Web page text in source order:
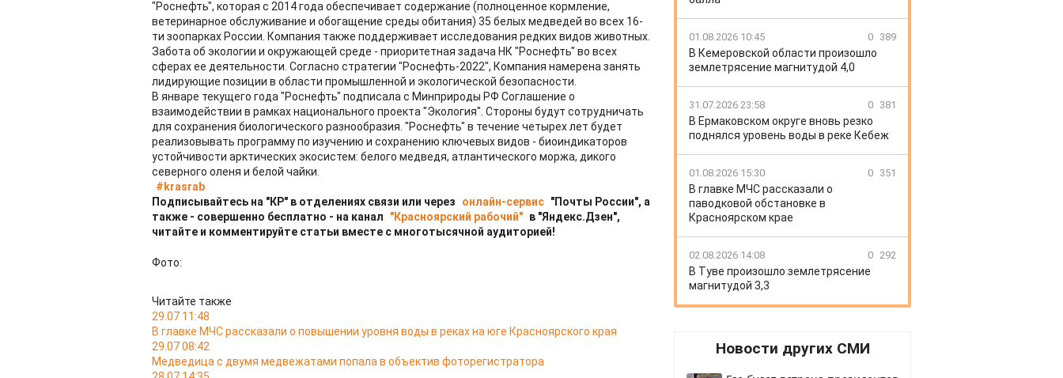
"Роснефть", которая с 2014 года обеспечивает содержание (полноценное кормление,
ветеринарное обслуживание и обогащение среды обитания) 35 белых медведей во всех 16-
ти зоопарках России. Компания также поддерживает исследования редких видов животных.
Забота об экологии и окружающей среде - приоритетная задача НК "Роснефть" во всех
сферах ее деятельности. Согласно стратегии "Роснефть-2022", Компания намерена занять
лидирующие позиции в области промышленной и экологической безопасности.
В январе текущего года "Роснефть" подписала с Минприроды РФ Соглашение о
взаимодействии в рамках национального проекта "Экология". Стороны будут сотрудничать
для сохранения биологического разнообразия. "Роснефть" в течение четырех лет будет
реализовывать программу по изучению и сохранению ключевых видов - биоиндикаторов
устойчивости арктических экосистем: белого медведя, атлантического моржа, дикого
северного оленя и белой чайки.
#krasrab
Подписывайтесь на "КР" в отделениях связи или через
онлайн-сервис "Почты России", а
также - совершенно бесплатно - на канал
"Красноярский рабочий" в "Яндекс.Дзен",
читайте и комментируйте статьи вместе с многотысячной аудиторией!
Фото:
Читайте также
29.07 11:48
В главке МЧС рассказали о повышении уровня воды в реках на юге Красноярского края
29.07 08:42
Медведица с двумя медвежатами попала в объектив фоторегистратора
01.08.2026 10:45 0 389
В Кемеровской области произошло
землетрясение магнитудой 4,0
31.07.2026 23:58 0 381
В Ермаковском округе вновь резко
поднялся уровень воды в реке Кебеж
01.08.2026 15:30 0 351
В главке МЧС рассказали о
паводковой обстановке в
Красноярском крае
02.08.2026 14:08 0 292
В Туве произошло землетрясение
магнитудой 3,3
Новости других СМИ